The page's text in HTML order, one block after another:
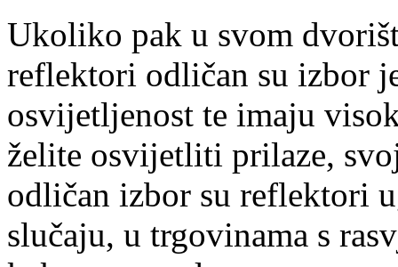
Ukoliko pak u svom
reflektori odličan su izbor
osvijetljenost te imaju
želite osvijetliti prilaze,
odličan izbor su reflektori
slučaju, u trgovinama s